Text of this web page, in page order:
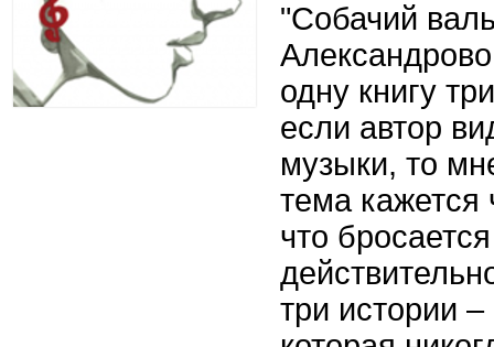
"Собачий
одну книгу
если автор
музыки, то
тема кажется
что
три истории